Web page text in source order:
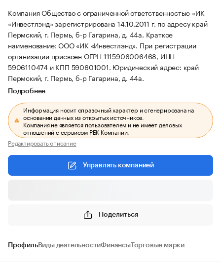
Компания Общество с ограниченной ответственностью «ИК
«Инвестлэнд» зарегистрирована 14.10.2011 г. по адресу край
Пермский, г. Пермь, б-р Гагарина, д. 44а. Краткое
наименование: ООО «ИК «Инвестлэнд». При регистрации
организации присвоен ОГРН 1115906006468, ИНН
5906110474 и КПП 590601001. Юридический адрес: край
Пермский, г. Пермь, б-р Гагарина, д. 44а.
Подробнее
Информация носит справочный характер и сгенерирована на
основании данных из открытых источников.
Компания не является пользователем и не имеет деловых
отношений с сервисом РБК Компании.
Редактировать описание
Управлять компанией
Поделиться
ПрофильВиды деятельностиФинансыТорговые марки